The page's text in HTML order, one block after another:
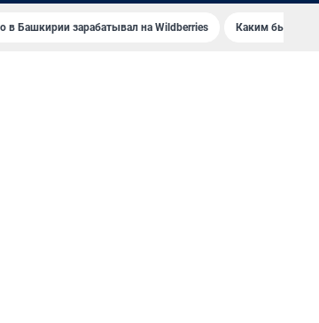
в Башкирии зарабатывал на Wildberries Каким было